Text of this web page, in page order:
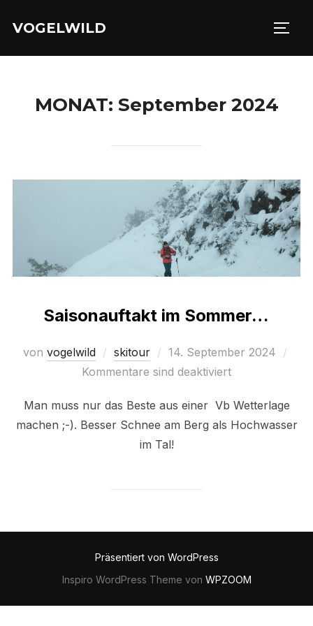
Inhalten
VOGELWILD
MONAT: September 2024
Saisonauftakt im Sommer…
von vogelwild skitour
Veröffentlicht
am
14. September 2024
Kommentare sind deaktiviert
Man muss nur das Beste aus einer Vb Wetterlage
machen ;-). Besser Schnee am Berg als Hochwasser
im Tal!
Präsentiert von WordPress
Inspiro WordPress Theme von WPZOOM